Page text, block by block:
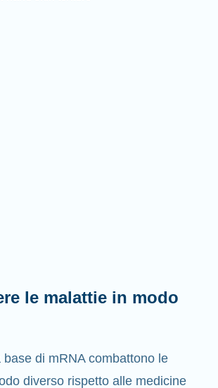
le malattie in modo
base di mRNA combattono le
diverso rispetto alle medicine